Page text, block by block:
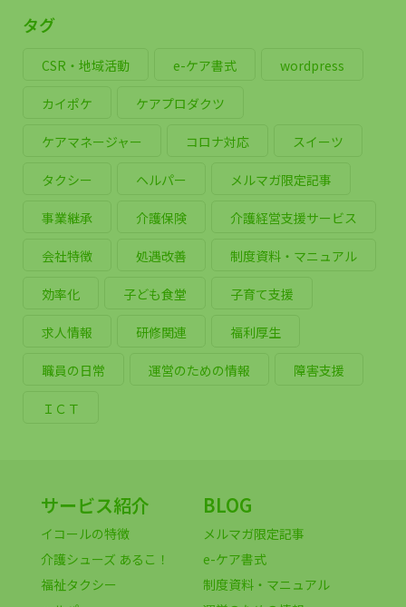
タグ
CSR・地域活動 e-ケア書式 wordpress
カイポケ ケアプロダクツ
ケアマネージャー コロナ対応 スイーツ
タクシー ヘルパー メルマガ限定記事
事業継承 介護保険 介護経営支援サービス
会社特徴 処遇改善 制度資料・マニュアル
効率化 子ども食堂 子育て支援
求人情報 研修関連 福利厚生
職員の日常 運営のための情報 障害支援
ＩＣＴ
サービス紹介
イコールの特徴
介護シューズ あるこ！
福祉タクシー
BLOG
メルマガ限定記事
e-ケア書式
制度資料・マニュアル